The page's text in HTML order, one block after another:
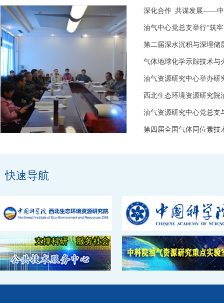
油气资源研究中心举办研
第四届全国气体同位素技
快速导航